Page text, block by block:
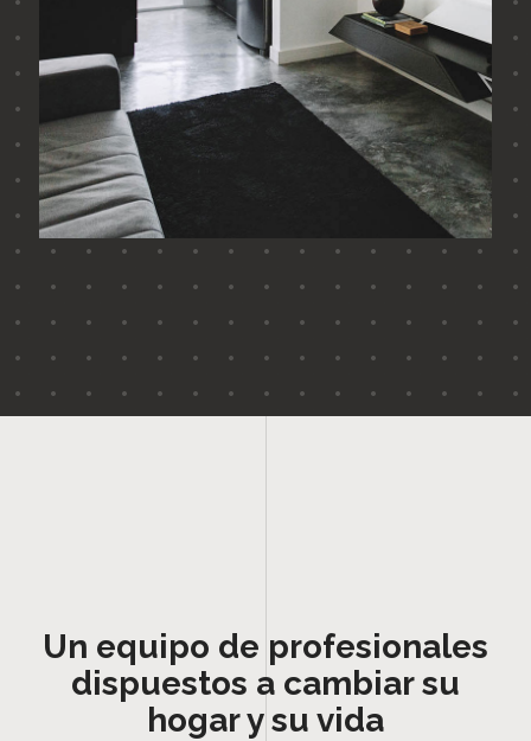
Un equipo de profesionales
dispuestos a cambiar su
hogar y su vida